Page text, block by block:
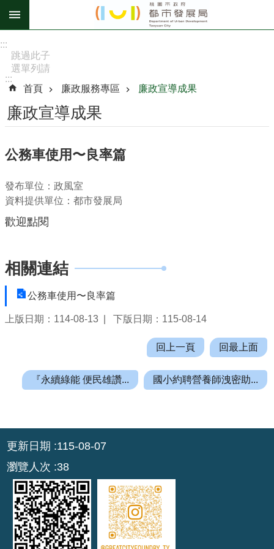
跳到主要內容區塊
階
搜
尋
息
告
識
關
訊
民
服
務
政
府
資
:::
跳過此子
選單列請
[Enter]，
繼續則按
[Tab]
:::
首頁
廉政服務專區 廉政宣導成果
廉政宣導成果
公務車使用〜良率篇
發布單位：政風室
資料提供單位：都市發展局
歡迎點閱
相關連結
公務車使用〜良率篇
上版日期：114-08-13 下版日期：115-08-14
回上一頁 回最上面
『永續綠能 便民雄讚... 國小約聘營養師洩密助...
更新日期
115-08-07
瀏覽人次
38